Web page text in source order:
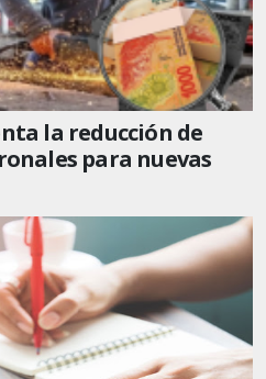
la reducción de
para nuevas